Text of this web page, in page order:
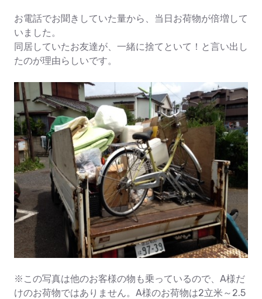
お電話でお聞きしていた量から、当日お荷物が倍増して
いました。
同居していたお友達が、一緒に捨てといて！と言い出し
たのが理由らしいです。
※この写真は他のお客様の物も乗っているので、A様だ
けのお荷物ではありません。A様のお荷物は2立米～2.5